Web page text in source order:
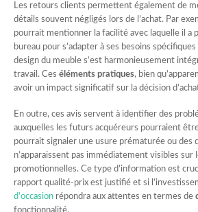
Les retours clients permettent également de
détails souvent négligés lors de l’achat. Par
pourrait mentionner la facilité avec laquelle il a
bureau pour s’adapter à ses besoins
design du meuble s’est harmonieusement
travail. Ces éléments pratiques, bien
avoir un impact significatif sur la décision
En outre, ces avis servent à identifier des
auxquelles les futurs acquéreurs pourraient
pourrait signaler une usure prématurée ou des
n’apparaissent pas immédiatement visibles sur
promotionnelles. Ce type d’information est
rapport qualité-prix est justifié et si
d’occasion répondra aux attentes en termes de